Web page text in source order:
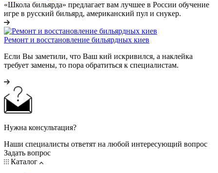
«Школа бильярда» предлагает вам лучшее в России обучение
игре в русский бильярд, американский пул и снукер.
Ремонт и восстановление бильярдных киев
Если Вы заметили, что Ваш кий искривился, а наклейка
требует замены, то пора обратиться к специалистам.
Нужна консультация?
Наши специалисты ответят на любой интересующий вопрос
Задать вопрос
Каталог